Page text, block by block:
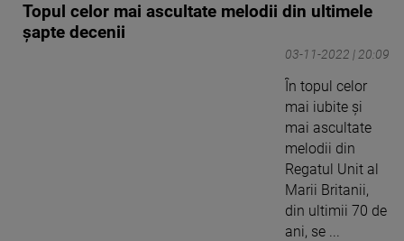
Topul celor mai ascultate melodii din ultimele
șapte decenii
03-11-2022 | 20:09
În topul celor
mai iubite și
mai ascultate
melodii din
Regatul Unit al
Marii Britanii,
din ultimii 70 de
ani, se ...